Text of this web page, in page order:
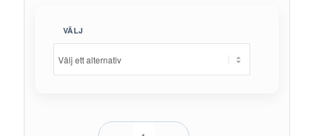
VÄLJ